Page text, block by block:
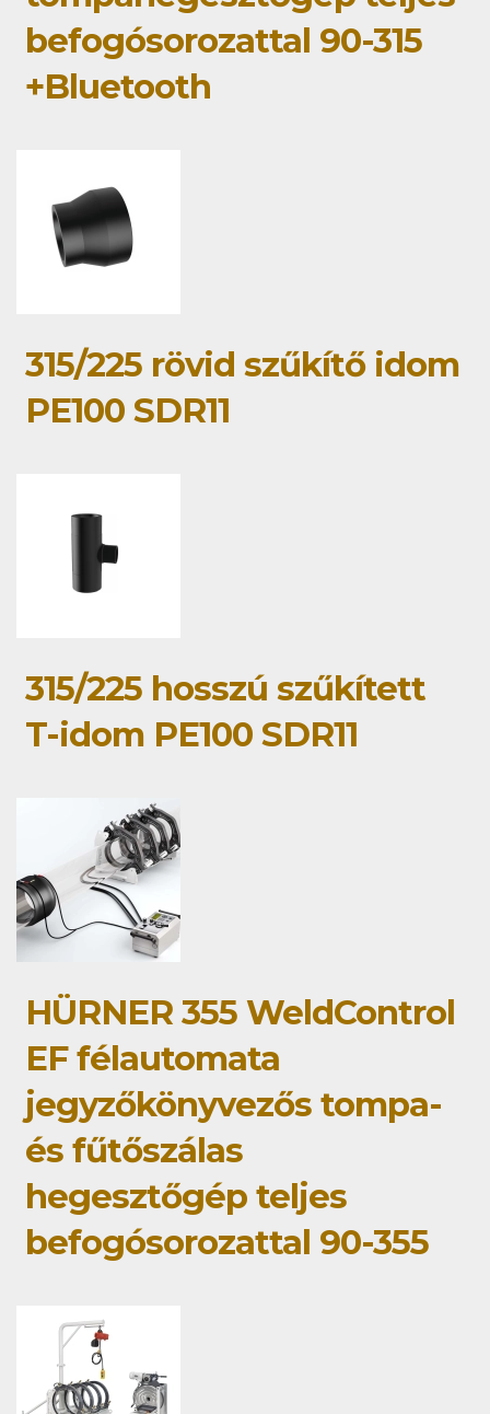
befogósorozattal 90-315
+Bluetooth
315/225 rövid szűkítő idom
PE100 SDR11
315/225 hosszú szűkített
T-idom PE100 SDR11
HÜRNER 355 WeldControl
EF félautomata
jegyzőkönyvezős tompa-
és fűtőszálas
hegesztőgép teljes
befogósorozattal 90-355